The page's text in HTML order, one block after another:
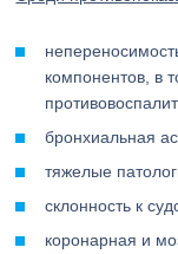
компонентов, в
бронхиальная
тяжелые
склонность к
коронарная и